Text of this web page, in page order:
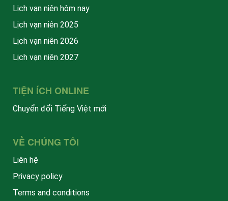
Lịch vạn niên hôm nay
Lịch vạn niên 2025
Lịch vạn niên 2026
Lịch vạn niên 2027
TIỆN ÍCH ONLINE
Chuyển đổi Tiếng Việt mới
VỀ CHÚNG TÔI
Liên hệ
Privacy policy
Terms and conditions